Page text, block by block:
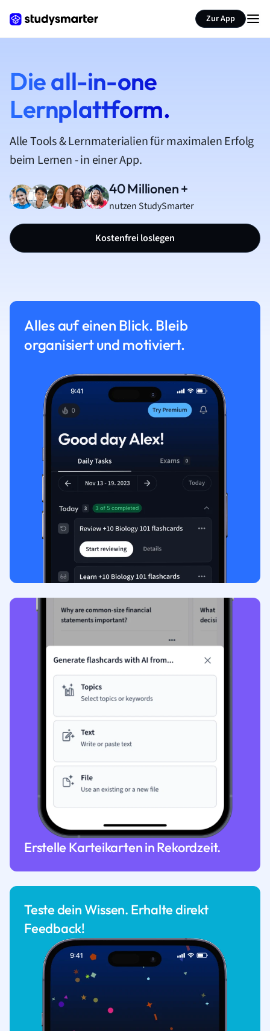
Zur App
Die all-in-one
Lernplattform.
Alle Tools & Lernmaterialien für maximalen Erfolg
beim Lernen - in einer App.
40 Millionen +
nutzen StudySmarter
Kostenfrei loslegen
Alles auf einen Blick. Bleib
organisiert und motiviert.
Erstelle Karteikarten in Rekordzeit.
Teste dein Wissen. Erhalte direkt
Feedback!